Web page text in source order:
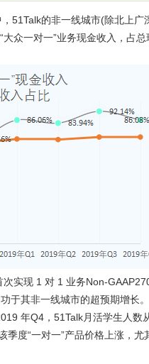
51Talk的非一线城市(除北上广
众一对一”业务现金收入，占
实现 1 对 1 业务Non-
于其非一线城市的超预期增长。
年Q4，51Talk月活学生人数
度“一对一”产品价格上涨，尤